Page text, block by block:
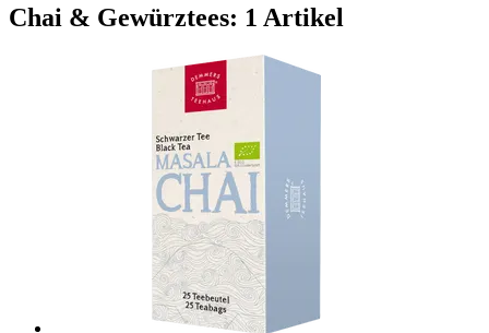
Chai & Gewürztees: 1 Artikel